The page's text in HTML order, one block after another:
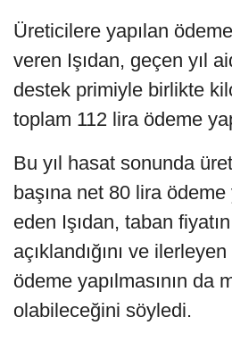
Üreticilere yapılan
veren Işıdan, geçen yıl
destek primiyle birlikte
toplam 112 lira ödeme
Bu yıl hasat sonunda
başına net 80 lira ödeme
eden Işıdan, taban
açıklandığını ve
ödeme yapılmasının da
olabileceğini söyledi.